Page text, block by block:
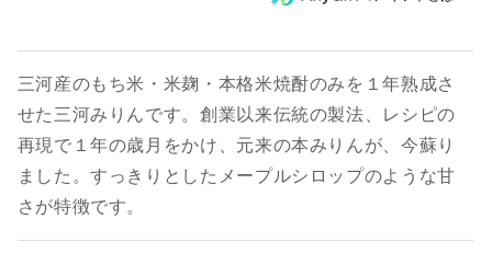
三河産のもち米・米麹・本格米焼酎のみを１年熟成さ
せた三河みりんです。創業以来伝統の製法、レシピの
再現で１年の歳月をかけ、元来の本みりんが、今蘇り
ました。すっきりとしたメープルシロップのような甘
さが特徴です。